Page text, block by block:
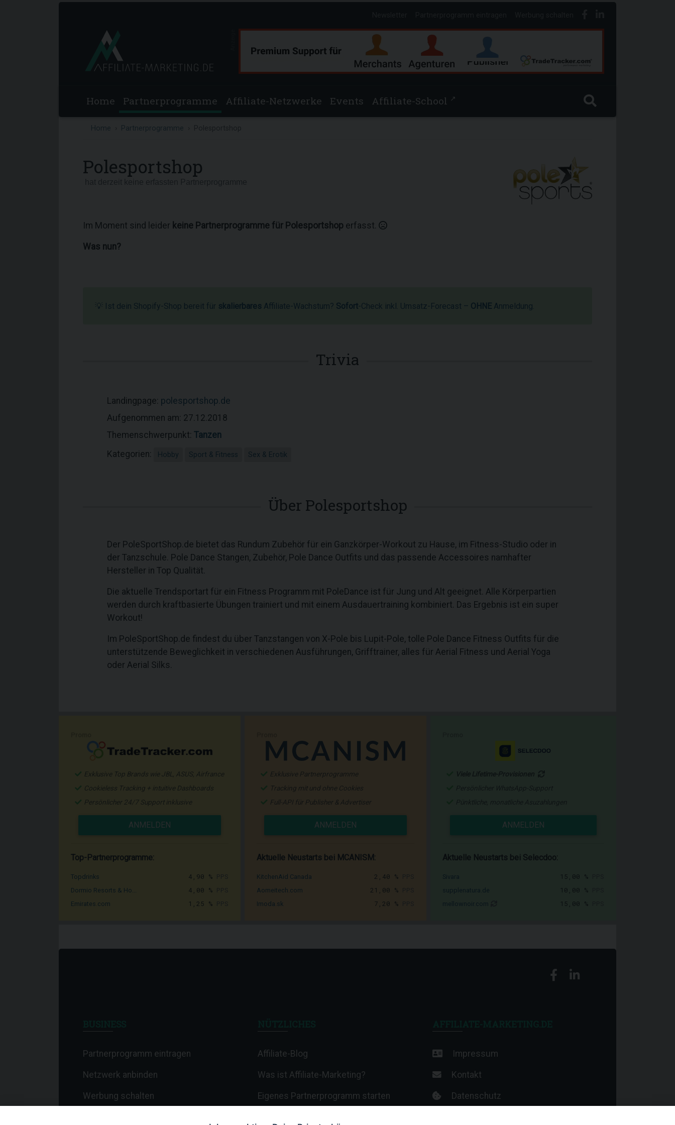
Home Partnerprogramme Affiliate-Netzwerke Events Affiliate-School ↗
Home Partnerprogramme
Polesportshop
Im Moment sind leider keine Partnerprogramme für Polesportshop erfasst.
Was nun?
💡 Ist dein Shopify-Shop bereit für skalierbares Affiliate-Wachstum? Sofort-Check inkl. Umsatz-Forecast – OHNE Anmeldung.
Trivia
Landingpage: polesportshop.de
Aufgenommen am: 27.12.2018
Themenschwerpunkt: Tanzen
Kategorien:
Hobby Sport & Fitness Sex & Erotik
Über Polesportshop
Der PoleSportShop.de bietet das Rundum Zubehör für ein Ganzkörper-Workout zu Hause, im Fitness-Studio oder in
der Tanzschule. Pole Dance Stangen, Zubehör, Pole Dance Outfits und das passende Accessoires namhafter
Hersteller in Top Qualität.
Die aktuelle Trendsportart für ein Fitness Programm mit PoleDance ist für Jung und Alt geeignet. Alle Körperpartien
werden durch kraftbasierte Übungen trainiert und mit einem Ausdauertraining kombiniert. Das Ergebnis ist ein super
Workout!
Im PoleSportShop.de findest du über Tanzstangen von X-Pole bis Lupit-Pole, tolle Pole Dance Fitness Outfits für die
unterstützende Beweglichkeit in verschiedenen Ausführungen, Grifftrainer, alles für Aerial Fitness und Aerial Yoga
oder Aerial Silks.
Exklusive Top Brands wie JBL, ASUS, Airfrance
Cookieless Tracking + intuitive Dashboards
Persönlicher 24/7 Support inklusive
ANMELDEN
Top-Partnerprogramme:
Topdrinks 4,90 %
Dormio Resorts & Ho... 4,00 %
Emirates.com 1,25 %
Exklusive Partnerprogramme
Tracking mit und ohne Cookies
Full-API für Publisher & Advertiser
ANMELDEN
Aktuelle Neustarts bei MCANISM:
KitchenAid Canada 2,40 %
Aomeitech.com 21,00 %
Imoda.sk 7,20 %
ANMELDEN
Aktuelle Neustarts bei Selecdoo:
15,00 %
10,00 %
15,00 %
Partnerprogramm eintragen
Netzwerk anbinden
Werbung schalten
Affiliate-Blog
Was ist Affiliate-Marketing?
Eigenes Partnerprogramm starten
Impressum
Kontakt
Datenschutz